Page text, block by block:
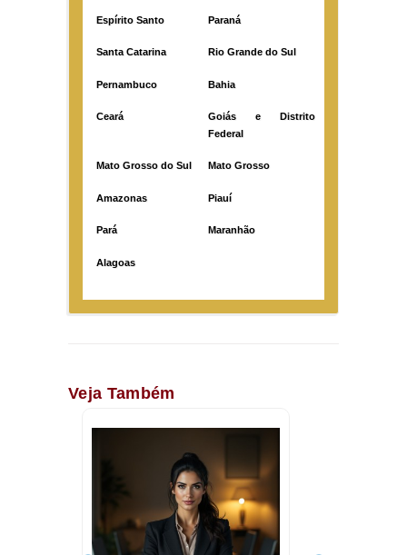
Espírito Santo Paraná
Santa Catarina Rio Grande do Sul
Pernambuco Bahia
Ceará
Goiás e Distrito
Federal
Mato Grosso do Sul Mato Grosso
Amazonas Piauí
Pará Maranhão
Alagoas
Veja Também